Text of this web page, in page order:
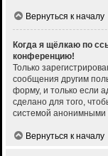
Вернуться к началу
Когда я щёлкаю по
конференцию!
Только
сообщения другим
форму, и только если
сделано для того,
системой анонимными
Вернуться к началу